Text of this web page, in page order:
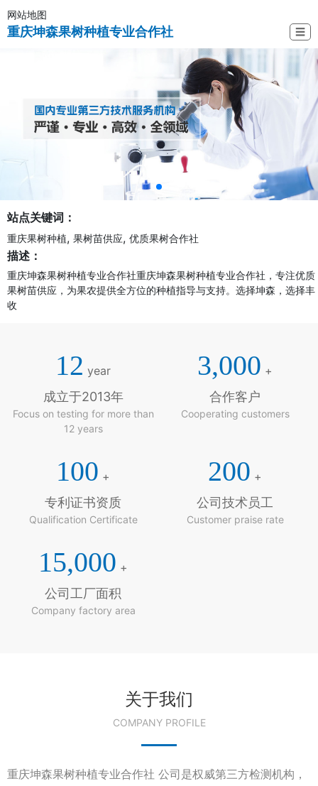
网站地图
重庆坤森果树种植专业合作社 ☰
站点关键词：
重庆果树种植, 果树苗供应, 优质果树合作社
描述：
重庆坤森果树种植专业合作社重庆坤森果树种植专业合作社，专注优质
果树苗供应，为果农提供全方位的种植指导与支持。选择坤森，选择丰
收
12 year
成立于2013年
Focus on testing for more than
12 years
3,000 +
合作客户
Cooperating customers
100 +
专利证书资质
Qualification Certificate
200 +
公司技术员工
Customer praise rate
15,000 +
公司工厂面积
Company factory area
关于我们
COMPANY PROFILE
重庆坤森果树种植专业合作社 公司是权威第三方检测机构，